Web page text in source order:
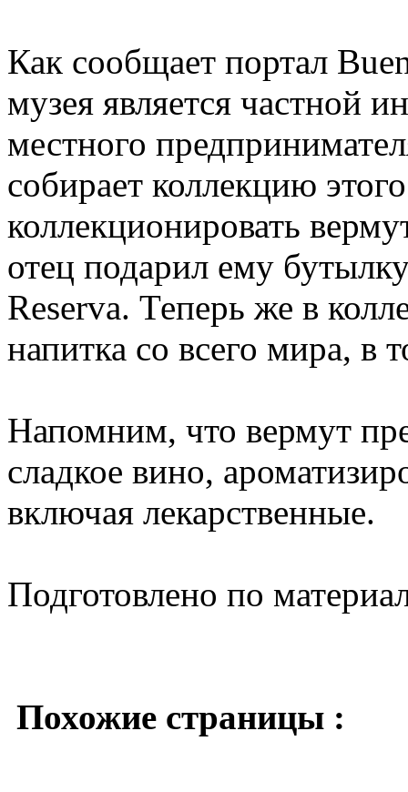
Как сообщает портал
музея является частной
местного
собирает коллекцию
коллекционировать
отец подарил ему
Reserva. Теперь же в
напитка со всего мира, в
Напомним, что вермут
сладкое вино,
включая лекарственные.
Подготовлено по
Похожие страницы :